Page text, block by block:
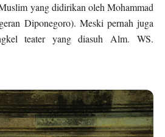
yang didirikan oleh Mohammad
Diponegoro). Meski pernah juga
teater yang diasuh Alm. WS.